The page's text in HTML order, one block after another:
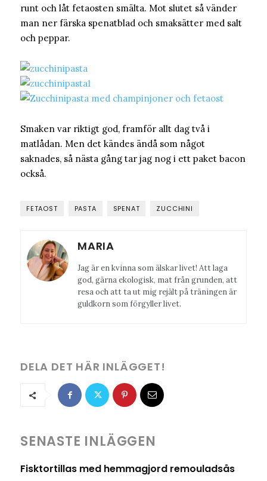
runt och låt fetaosten smälta. Mot slutet så vänder
man ner färska spenatblad och smaksätter med salt
och peppar.
Smaken var riktigt god, framför allt dag två i
matlådan. Men det kändes ändå som något
saknades, så nästa gång tar jag nog i ett paket bacon
också.
FETAOST PASTA SPENAT ZUCCHINI
MARIA
Jag är en kvinna som älskar livet! Att laga
god, gärna ekologisk, mat från grunden, att
resa och att ta ut mig rejält på träningen är
guldkorn som förgyller livet.
DELA DET HÄR INLÄGGET!
SENASTE INLÄGGEN
Fisktortillas med hemmagjord remouladsås